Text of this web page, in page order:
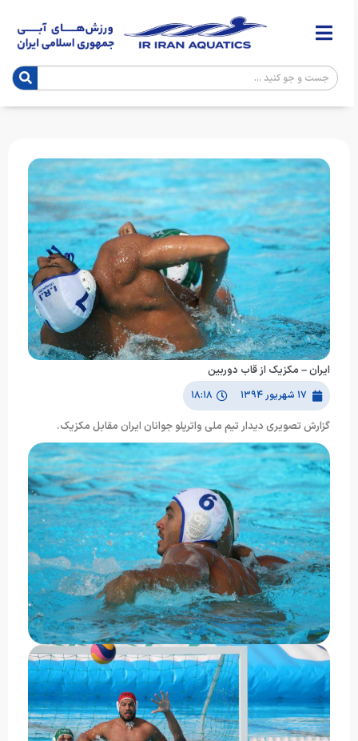
ایران – مکزیک از قاب دوربین
۱۷ شهریور ۱۳۹۴ ۱۸:۱۸
گزارش تصویری دیدار تیم ملی واترپلو جوانان ایران مقابل مکزیک.